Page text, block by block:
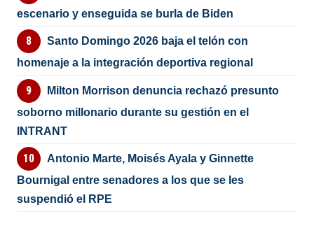
escenario y enseguida se burla de Biden
Santo Domingo 2026 baja el telón con
homenaje a la integración deportiva regional
Milton Morrison denuncia rechazó presunto
soborno millonario durante su gestión en el
INTRANT
Antonio Marte, Moisés Ayala y Ginnette
Bournigal entre senadores a los que se les
suspendió el RPE